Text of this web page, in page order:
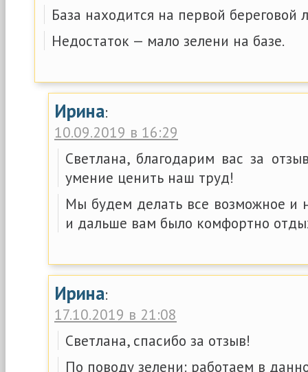
База находится на первой береговой
Недостаток — мало зелени на базе.
Ирина:
10.09.2019 в 16:29
Светлана, благодарим вас за
умение ценить наш труд!
Мы будем делать все возможное и
и дальше вам было комфортно
Ирина:
17.10.2019 в 21:08
Светлана, спасибо за отзыв!
По поводу зелени: работаем в